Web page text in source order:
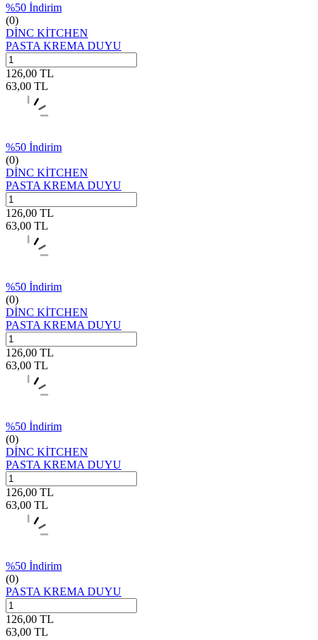
%50 İndirim
(0)
DİNC KİTCHEN
PASTA KREMA DUYU
126,00 TL
63,00 TL
%50 İndirim
(0)
DİNC KİTCHEN
PASTA KREMA DUYU
126,00 TL
63,00 TL
%50 İndirim
(0)
DİNC KİTCHEN
PASTA KREMA DUYU
126,00 TL
63,00 TL
%50 İndirim
(0)
DİNC KİTCHEN
PASTA KREMA DUYU
126,00 TL
63,00 TL
%50 İndirim
(0)
PASTA KREMA DUYU
126,00 TL
63,00 TL